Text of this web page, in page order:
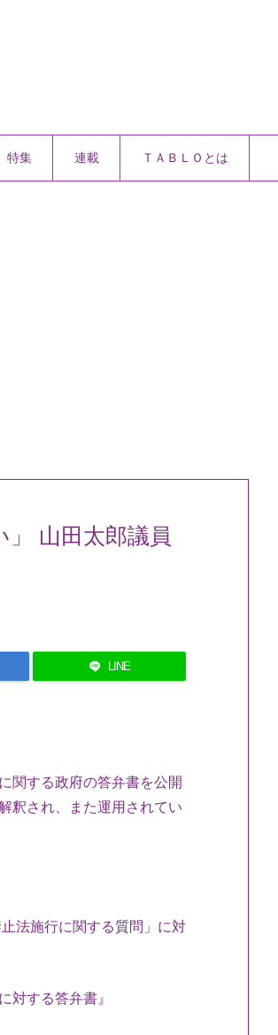
特集 連載 ＴＡＢＬＯとは
」 山田太郎議員
LINE
関する政府の答弁書を公開
釈され、また運用されてい
法施行に関する質問」に対
対する答弁書』